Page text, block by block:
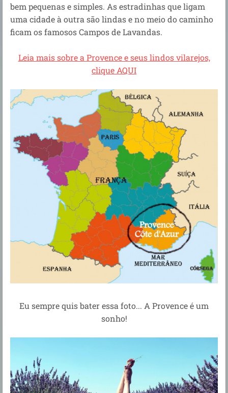
bem pequenas e simples. As estradinhas que ligam
uma cidade à outra são lindas e no meio do caminho
ficam os famosos Campos de Lavandas.
Leia mais sobre a Provence e seus lindos vilarejos,
clique AQUI
Eu sempre quis bater essa foto... A Provence é um
sonho!